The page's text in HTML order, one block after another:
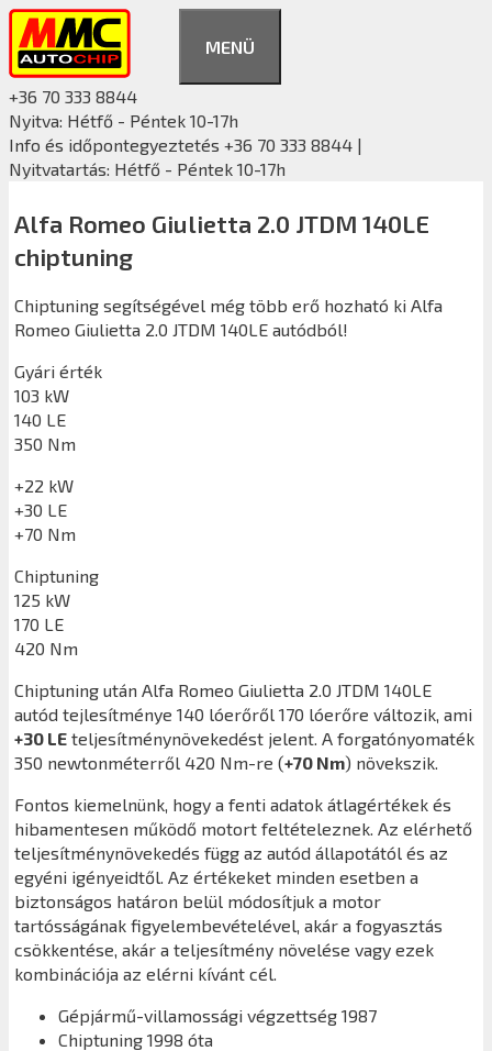
Kilépés
tartalomba
MENÜ
+36 70 333 8844
Nyitva: Hétfő - Péntek 10-17h
Info és időpontegyeztetés +36 70 333 8844 |
Nyitvatartás: Hétfő - Péntek 10-17h
Alfa Romeo Giulietta 2.0 JTDM 140LE
chiptuning
Chiptuning segítségével még több erő hozható ki Alfa
Romeo Giulietta 2.0 JTDM 140LE autódból!
Gyári érték
103 kW
140 LE
350 Nm
+22 kW
+30 LE
+70 Nm
Chiptuning
125 kW
170 LE
420 Nm
Chiptuning után Alfa Romeo Giulietta 2.0 JTDM 140LE
autód tejlesítménye 140 lóerőről 170 lóerőre változik, ami
+30 LE teljesítménynövekedést jelent. A forgatónyomaték
350 newtonméterről 420 Nm-re (+70 Nm) növekszik.
Fontos kiemelnünk, hogy a fenti adatok átlagértékek és
hibamentesen működő motort feltételeznek. Az elérhető
teljesítménynövekedés függ az autód állapotától és az
egyéni igényeidtől. Az értékeket minden esetben a
biztonságos határon belül módosítjuk a motor
tartósságának figyelembevételével, akár a fogyasztás
csökkentése, akár a teljesítmény növelése vagy ezek
kombinációja az elérni kívánt cél.
Gépjármű-villamossági végzettség 1987
Chiptuning 1998 óta